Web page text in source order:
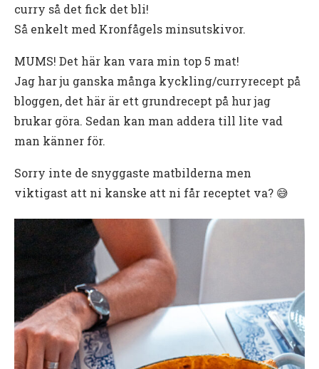
curry så det fick det bli!
Så enkelt med Kronfågels minsutskivor.
MUMS! Det här kan vara min top 5 mat!
Jag har ju ganska många kyckling/curryrecept på
bloggen, det här är ett grundrecept på hur jag
brukar göra. Sedan kan man addera till lite vad
man känner för.
Sorry inte de snyggaste matbilderna men
viktigast att ni kanske att ni får receptet va? 😅